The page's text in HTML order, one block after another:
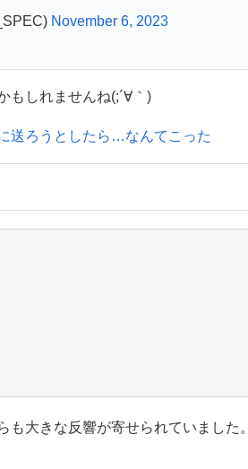
November 6, 2023
もしれませんね(;´∀｀)
送ろうとしたら…なんてこった
も大きな反響が寄せられていました。